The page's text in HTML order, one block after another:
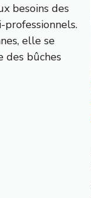
besoins des
elle se
des bûches